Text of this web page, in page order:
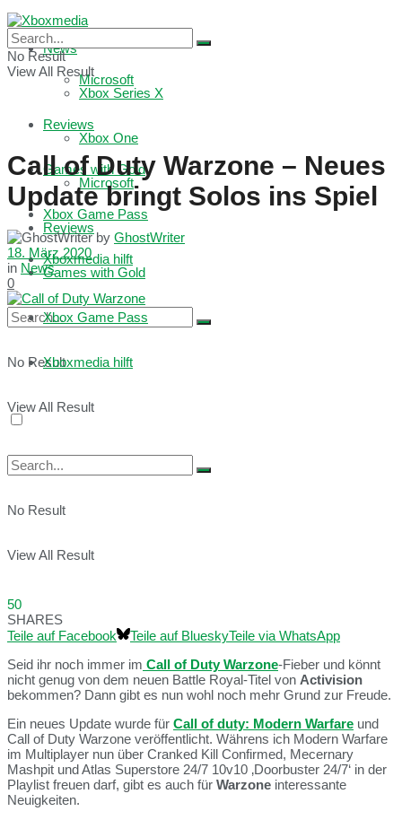
Microsoft
Reviews
Games with Gold
Xbox Game Pass
Xboxmedia hilft
No Result
View All Result
News
Xbox Series X
Xbox One
Microsoft
Reviews
Games with Gold
Xbox Game Pass
Xboxmedia hilft
No Result
View All Result
No Result
View All Result
Call of Duty Warzone – Neues
Update bringt Solos ins Spiel
by GhostWriter
18. März 2020
in News
0
50
SHARES
Teile auf Facebook
Teile auf BlueskyTeile via WhatsApp
Seid ihr noch immer im Call of Duty Warzone-Fieber und könnt
nicht genug von dem neuen Battle Royal-Titel von Activision
bekommen? Dann gibt es nun wohl noch mehr Grund zur Freude.
Ein neues Update wurde für Call of duty: Modern Warfare und
Call of Duty Warzone veröffentlicht. Währens ich Modern Warfare
im Multiplayer nun über Cranked Kill Confirmed, Mecernary
Mashpit und Atlas Superstore 24/7 10v10 ‚Doorbuster 24/7‘ in der
Playlist freuen darf, gibt es auch für Warzone interessante
Neuigkeiten.